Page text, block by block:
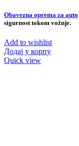
Obavezna oprema za auto
sigurnost tokom vožnje.
Add to wishlist
Додај у корпу
Quick view